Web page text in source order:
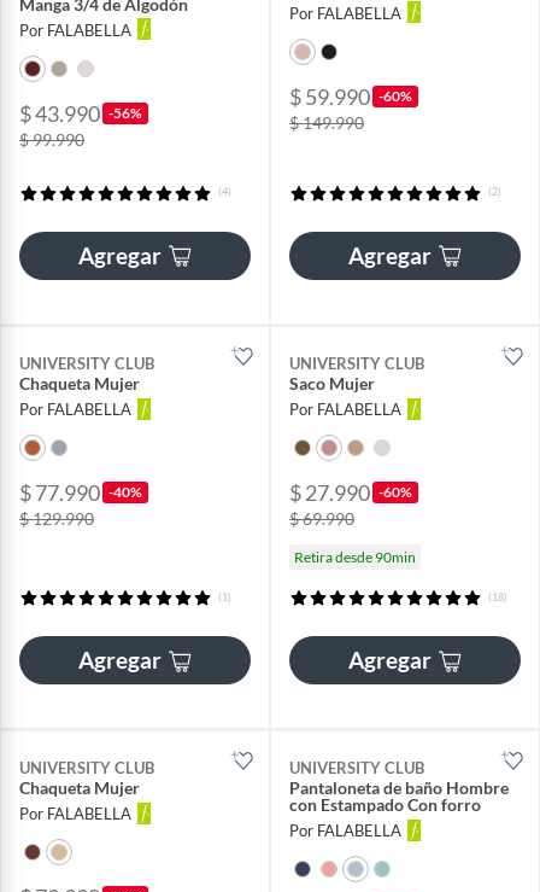
Por FALABELLA
$ 43.990 -56%
$ 99.990
(4)
Agregar
Por FALABELLA
$ 59.990 -60%
$ 149.990
(2)
Agregar
UNIVERSITY CLUB
Chaqueta Mujer
Por FALABELLA
$ 77.990 -40%
$ 129.990
(1)
Agregar
UNIVERSITY CLUB
Saco Mujer
Por FALABELLA
$ 27.990 -60%
$ 69.990
Retira desde 90min
(18)
Agregar
UNIVERSITY CLUB
Chaqueta Mujer
Por FALABELLA
UNIVERSITY CLUB
Pantaloneta de baño Hombre
con Estampado Con forro
Por FALABELLA